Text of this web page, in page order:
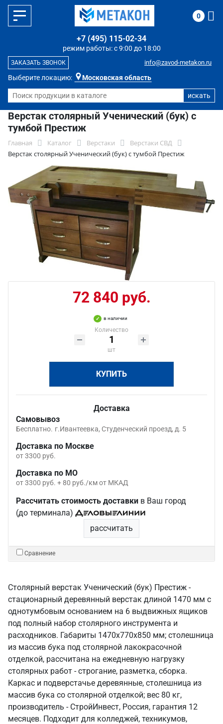
Выберите локацию: Московская область
режим работы: с 9:00 до 18:00
+7 (495) 115-02-34
info@zavod-metakon.ru
ЗАКАЗАТЬ ЗВОНОК
0
Верстак столярный Ученический (бук) с
тумбой Престиж
Главная Каталог Верстаки
Верстаки СВД
Верстак столярный Ученический (бук) с тумбой Престиж
72 840 руб.
в наличии
Количество
шт
КУПИТЬ
Доставка
Самовывоз
Бесплатно. г.Ивантеевка, Студенческий проезд, д. 5
Доставка по Москве
от 3300 руб.
Доставка по МО
от 3300 руб. + 80 руб./км от МКАД
Рассчитать стоимость доставки в Ваш город
(до терминала)
рассчитать
Сравнение
Столярный верстак Ученический (бук) Престиж -
стационарный деревянный верстак длиной 1470 мм с
однотумбовым основанием на 6 выдвижных ящиков
под полный набор столярного инструмента и
расходников. Габариты 1470х770х850 мм; столешница
из массив бука под столярной лакокрасочной
отделкой, рассчитана на ежедневную нагрузку
столярных работ - строгание, разметка, сборка.
Каркас и подверстачье деревянные, столешница из
массив бука со столярной отделкой; вес 80 кг,
производитель - СтройИнвест, Россия, гарантия 12
месяцев. Подходит для колледжей, техникумов,